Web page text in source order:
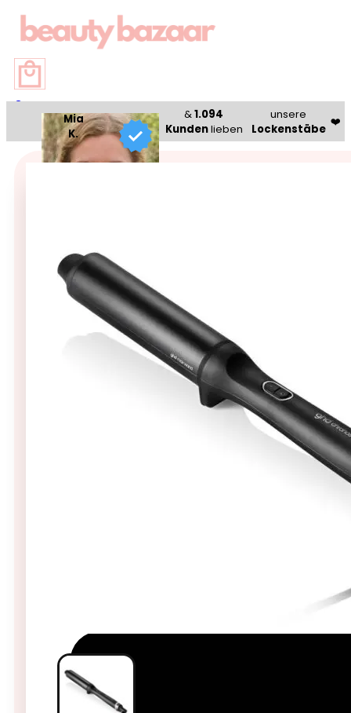
0
Mia
K.
&1.094
Kundenlieben
unsere
Lockenstäbe ❤️
ghd chronos curve max